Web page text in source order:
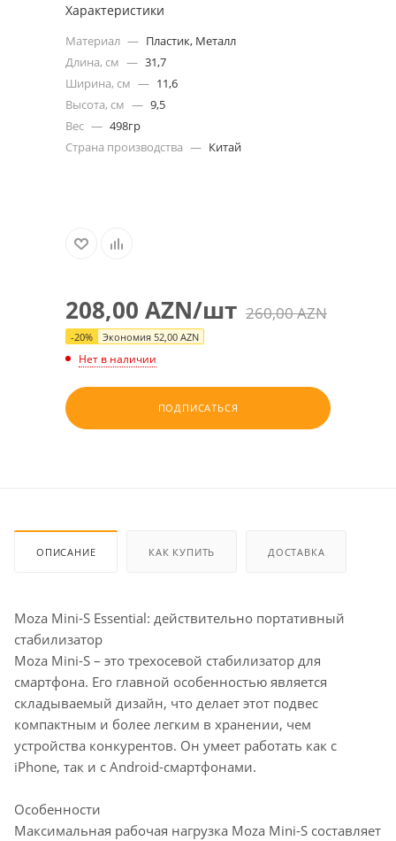
Характеристики
Материал — Пластик, Металл
Длина, см — 31,7
Ширина, см — 11,6
Высота, см — 9,5
Вес — 498гр
Страна производства — Китай
208,00 AZN/шт 260,00AZN
-20% Экономия 52,00 AZN
Нет в наличии
ПОДПИСАТЬСЯ
ОПИСАНИЕ КАК КУПИТЬ ДОСТАВКА
Moza Mini-S Essential: действительно портативный
стабилизатор
Moza Mini-S – это трехосевой стабилизатор для
смартфона. Его главной особенностью является
складываемый дизайн, что делает этот подвес
компактным и более легким в хранении, чем
устройства конкурентов. Он умеет работать как с
iPhone, так и с Android-смартфонами.
Особенности
Максимальная рабочая нагрузка Moza Mini-S составляет